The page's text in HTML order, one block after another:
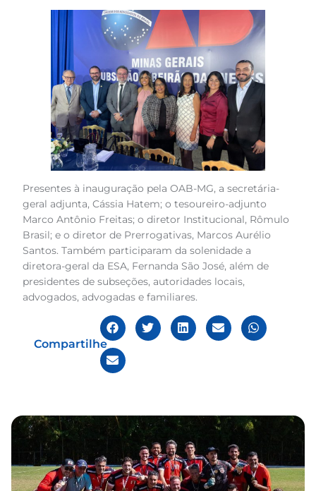
Presentes à inauguração pela OAB-MG, a secretária-
geral adjunta, Cássia Hatem; o tesoureiro-adjunto
Marco Antônio Freitas; o diretor Institucional, Rômulo
Brasil; e o diretor de Prerrogativas, Marcos Aurélio
Santos. Também participaram da solenidade a
diretora-geral da ESA, Fernanda São José, além de
presidentes de subseções, autoridades locais,
advogados, advogadas e familiares.
Compartilhe